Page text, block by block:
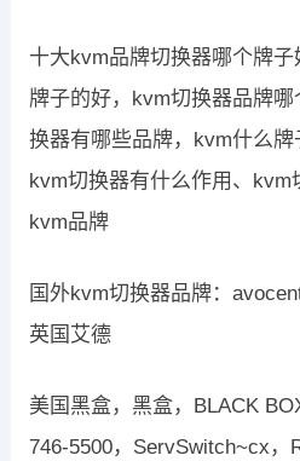
十大kvm品牌切换器哪个牌
牌子的好，kvm切换器品牌
换器有哪些品牌，kvm什么牌
kvm切换器有什么作用、kvm
kvm品牌
国外kvm切换器品牌：
英国艾德
美国黑盒，黑盒，BLACK
746-5500，ServSwitch~cx，